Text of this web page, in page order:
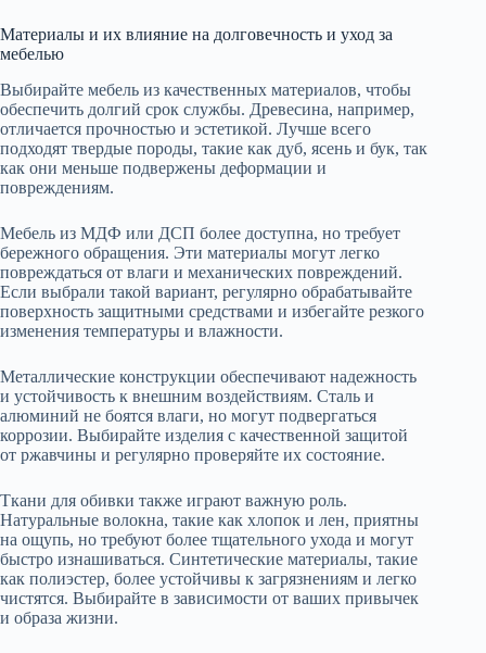
Материалы и их влияние на долговечность и уход за
мебелью
Выбирайте мебель из качественных материалов, чтобы
обеспечить долгий срок службы. Древесина, например,
отличается прочностью и эстетикой. Лучше всего
подходят твердые породы, такие как дуб, ясень и бук, так
как они меньше подвержены деформации и
повреждениям.
Мебель из МДФ или ДСП более доступна, но требует
бережного обращения. Эти материалы могут легко
повреждаться от влаги и механических повреждений.
Если выбрали такой вариант, регулярно обрабатывайте
поверхность защитными средствами и избегайте резкого
изменения температуры и влажности.
Металлические конструкции обеспечивают надежность
и устойчивость к внешним воздействиям. Сталь и
алюминий не боятся влаги, но могут подвергаться
коррозии. Выбирайте изделия с качественной защитой
от ржавчины и регулярно проверяйте их состояние.
Ткани для обивки также играют важную роль.
Натуральные волокна, такие как хлопок и лен, приятны
на ощупь, но требуют более тщательного ухода и могут
быстро изнашиваться. Синтетические материалы, такие
как полиэстер, более устойчивы к загрязнениям и легко
чистятся. Выбирайте в зависимости от ваших привычек
и образа жизни.